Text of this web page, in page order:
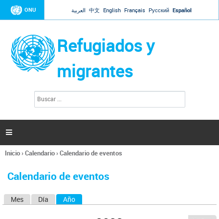
Jump to navigation
ONU العربية 中文 English Français Русский Español
Refugiados y
migrantes
l
s

Se
usted
Inicio›Calendario›Calendario de eventos
Calendario de eventos
Mes Día Año